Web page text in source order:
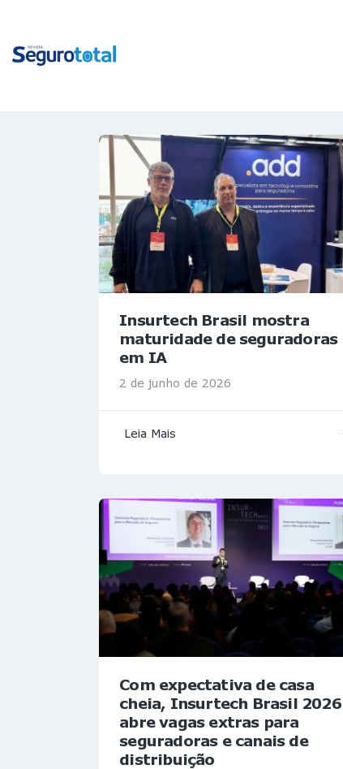
Insurtech Brasil mostra
maturidade de seguradoras
em IA
2 de junho de 2026
Leia Mais
Com expectativa de casa
cheia, Insurtech Brasil 2026
abre vagas extras para
seguradoras e canais de
distribuição